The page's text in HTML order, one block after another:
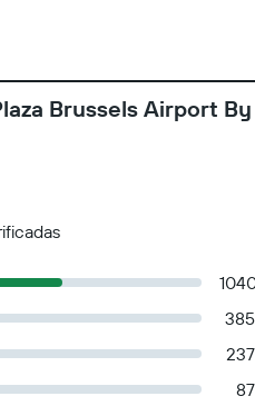
Brussels Airport By
385
237
87